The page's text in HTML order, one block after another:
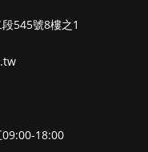
545號8樓之1
18:00